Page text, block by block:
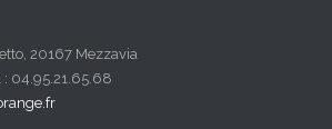
20167 Mezzavia
04.95.21.65.68